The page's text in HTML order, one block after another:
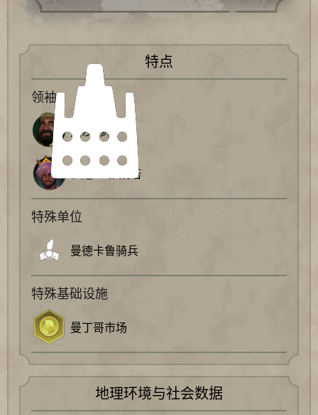
特点
领袖
曼沙·穆萨
松迪亚塔·凯塔
特殊单位
曼德卡鲁骑兵
特殊基础设施
曼丁哥市场
地理环境与社会数据